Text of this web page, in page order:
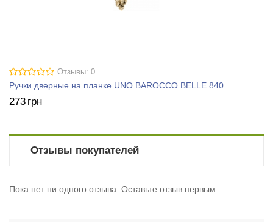
Отзывы: 0
Ручки дверные на планке UNO BAROCCO BELLE 840
273 грн
Отзывы покупателей
Пока нет ни одного отзыва. Оставьте отзыв первым